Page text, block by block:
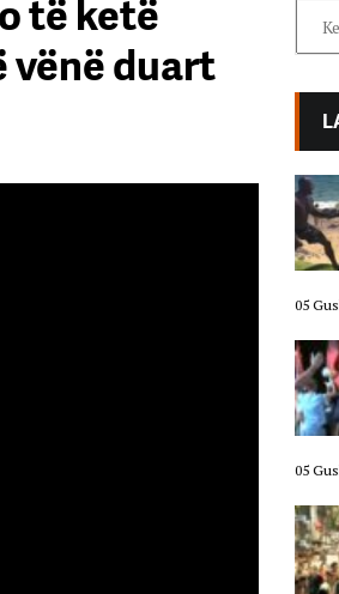
të ketë
vënë duart
VIDEO/ Kërcënoi banorët me
05
05